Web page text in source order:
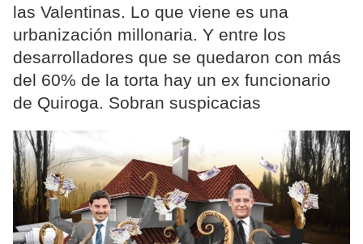
las Valentinas. Lo que viene es una
urbanización millonaria. Y entre los
desarrolladores que se quedaron con más
del 60% de la torta hay un ex funcionario
de Quiroga. Sobran suspicacias